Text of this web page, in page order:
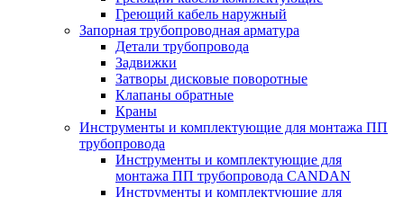
Греющий кабель наружный
Запорная трубопроводная арматура
Детали трубопровода
Задвижки
Затворы дисковые поворотные
Клапаны обратные
Краны
Инструменты и комплектующие для монтажа ПП
трубопровода
Инструменты и комплектующие для
монтажа ПП трубопровода CANDAN
Инструменты и комплектующие для